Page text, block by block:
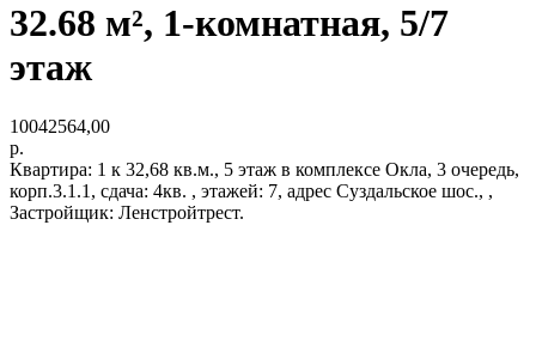
32.68 м², 1-комнатная, 5/7
этаж
10042564,00
р.
Квартира: 1 к 32,68 кв.м., 5 этаж в комплексе Окла, 3 очередь,
корп.3.1.1, сдача: 4кв. , этажей: 7, адрес Суздальское шос., ,
Застройщик: Ленстройтрест.